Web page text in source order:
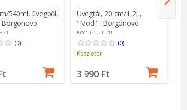
540ml, üvegből,
(0)
Üvegtál, 20 cm/1,2L,
"Modi"- Borgonovo
Kód: 14000120
(0)
Készleten
3 990 Ft